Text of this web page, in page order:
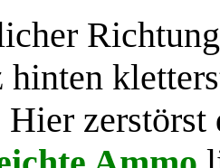
hinten
Hier